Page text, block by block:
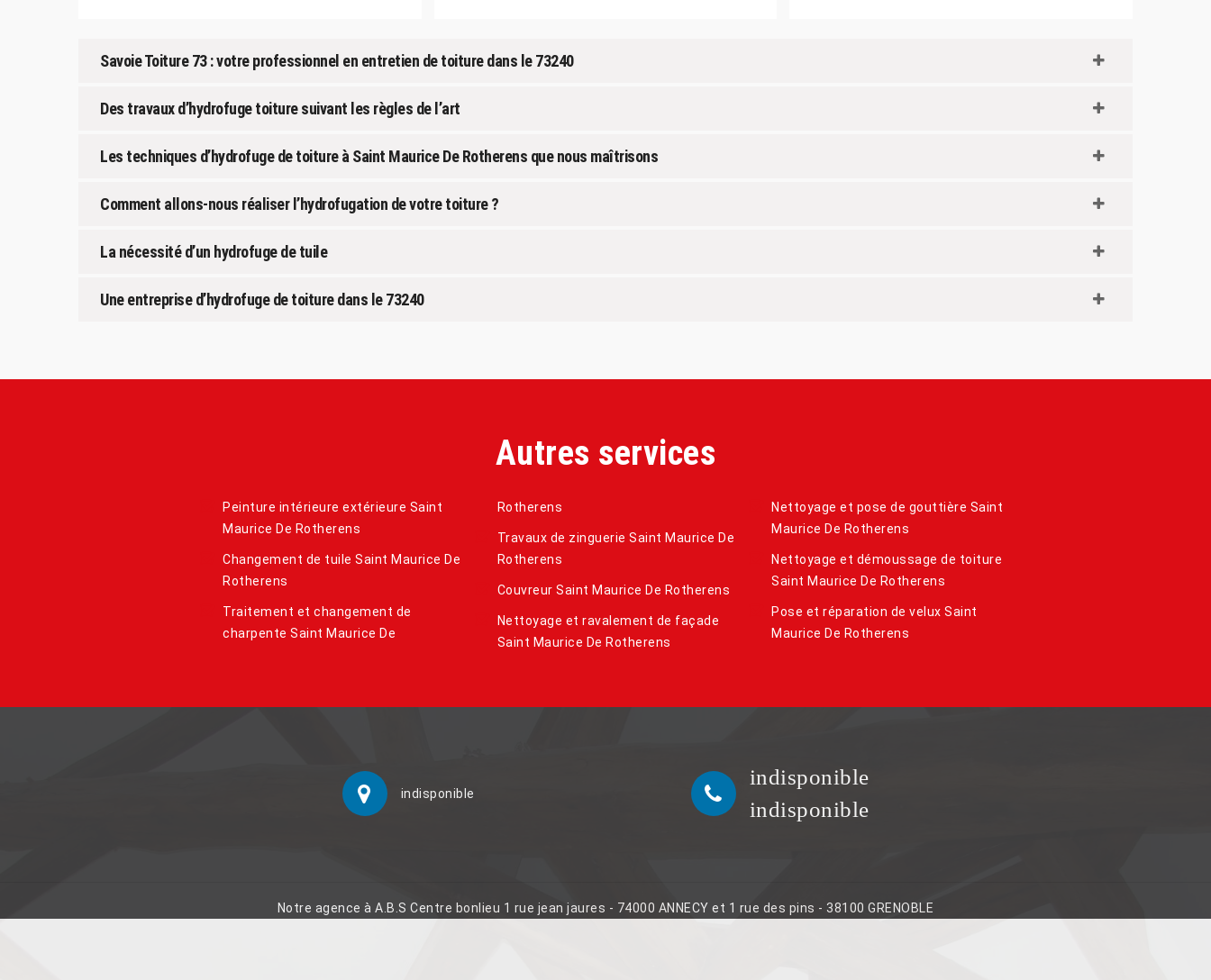
Savoie Toiture 73 : votre professionnel en entretien de toiture dans le 73240
Des travaux d’hydrofuge toiture suivant les règles de l’art
Les techniques d’hydrofuge de toiture à Saint Maurice De Rotherens que nous maîtrisons
Comment allons-nous réaliser l’hydrofugation de votre toiture ?
La nécessité d’un hydrofuge de tuile
Une entreprise d’hydrofuge de toiture dans le 73240
Autres services
Peinture intérieure extérieure Saint
Maurice De Rotherens
Changement de tuile Saint Maurice De
Rotherens
Traitement et changement de
charpente Saint Maurice De
Rotherens
Travaux de zinguerie Saint Maurice De
Rotherens
Couvreur Saint Maurice De Rotherens
Nettoyage et ravalement de façade
Saint Maurice De Rotherens
Nettoyage et pose de gouttière Saint
Maurice De Rotherens
Nettoyage et démoussage de toiture
Saint Maurice De Rotherens
Pose et réparation de velux Saint
Maurice De Rotherens
indisponible
indisponible
indisponible
Notre agence à A.B.S Centre bonlieu 1 rue jean jaures - 74000 ANNECY et 1 rue des pins - 38100 GRENOBLE